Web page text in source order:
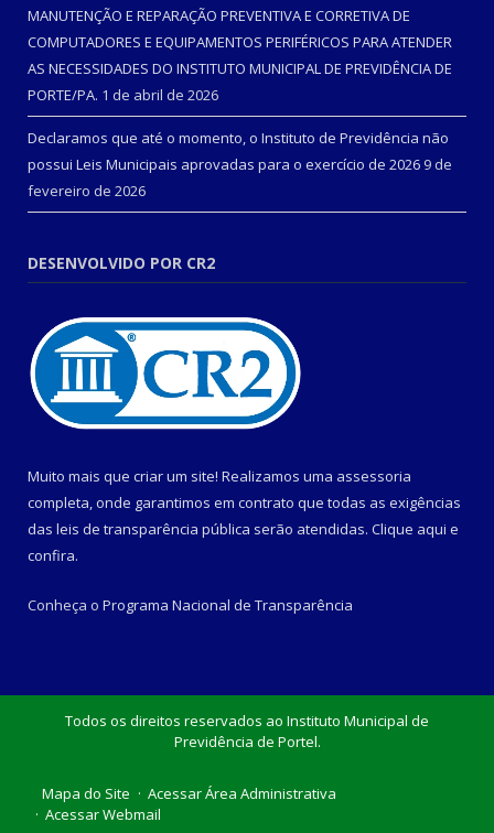
MANUTENÇÃO E REPARAÇÃO PREVENTIVA E CORRETIVA DE
COMPUTADORES E EQUIPAMENTOS PERIFÉRICOS PARA ATENDER
AS NECESSIDADES DO INSTITUTO MUNICIPAL DE PREVIDÊNCIA DE
PORTE/PA. 1 de abril de 2026
Declaramos que até o momento, o Instituto de Previdência não
possui Leis Municipais aprovadas para o exercício de 2026 9 de
fevereiro de 2026
DESENVOLVIDO POR CR2
Muito mais que criar um site! Realizamos uma assessoria
completa, onde garantimos em contrato que todas as exigências
das leis de transparência pública serão atendidas. Clique aqui e
confira.
Conheça o Programa Nacional de Transparência
Todos os direitos reservados ao Instituto Municipal de
Previdência de Portel.
Mapa do Site
Acessar Área Administrativa
Acessar Webmail